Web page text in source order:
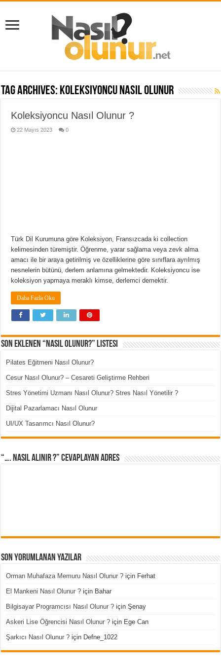
Tag Archives: Koleksiyoncu nasıl olunur
Koleksiyoncu Nasıl Olunur ?
22 Mayıs 2023 0
Türk Dil Kurumuna göre Koleksiyon, Fransızcada ki collection
kelimesinden türemiştir. Öğrenme, yarar sağlama veya zevk alma
amacı ile bir araya getirilmiş ve özelliklerine göre sınıflara ayrılmış
nesnelerin bütünü, derlem anlamına gelmektedir. Koleksiyoncu ise
koleksiyon yapmaya meraklı kimse, derlemci demektir.
Daha Fazla Oku
Son Eklenen “Nasıl Olunur?” Listesi
Pilates Eğitmeni Nasıl Olunur?
Cesur Nasıl Olunur? – Cesareti Geliştirme Rehberi
Stres Yönetimi Uzmanı Nasıl Olunur? Stres Nasıl Yönetilir ?
Dijital Pazarlamacı Nasıl Olunur
UI/UX Tasarımcı Nasıl Olunur?
“…. Nasıl Alınır ?” cevaplayan adres
Son Yorumlanan Yazılar
Orman Muhafaza Memuru Nasıl Olunur ? için Ferhat
El Mankeni Nasıl Olunur ? için Bahar
Bilgisayar Programcısı Nasıl Olunur ? içinŞenay
Askeri Lise Öğrencisi Nasıl Olunur ? için Ege Can
Şarkıcı Nasıl Olunur ? için Defne_1022